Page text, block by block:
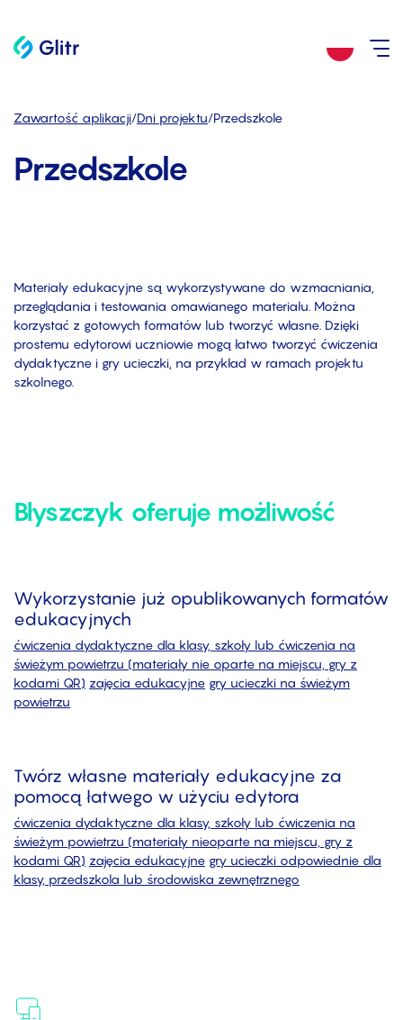
Zawartość aplikacji/Dni projektu/Przedszkole
Przedszkole
Materiały edukacyjne są wykorzystywane do wzmacniania,
przeglądania i testowania omawianego materiału. Można
korzystać z gotowych formatów lub tworzyć własne. Dzięki
prostemu edytorowi uczniowie mogą łatwo tworzyć ćwiczenia
dydaktyczne i gry ucieczki, na przykład w ramach projektu
szkolnego.
Błyszczyk oferuje możliwość
Wykorzystanie już opublikowanych formatów
edukacyjnych
ćwiczenia dydaktyczne dla klasy, szkoły lub ćwiczenia na
świeżym powietrzu (materiały nie oparte na miejscu, gry z
kodami QR) zajęcia edukacyjne gry ucieczki na świeżym
powietrzu
Twórz własne materiały edukacyjne za
pomocą łatwego w użyciu edytora
ćwiczenia dydaktyczne dla klasy, szkoły lub ćwiczenia na
świeżym powietrzu (materiały nieoparte na miejscu, gry z
kodami QR) zajęcia edukacyjne gry ucieczki odpowiednie dla
klasy, przedszkola lub środowiska zewnętrznego